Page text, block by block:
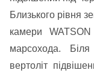
Близького рівня
камери
марсохода.
вертоліт